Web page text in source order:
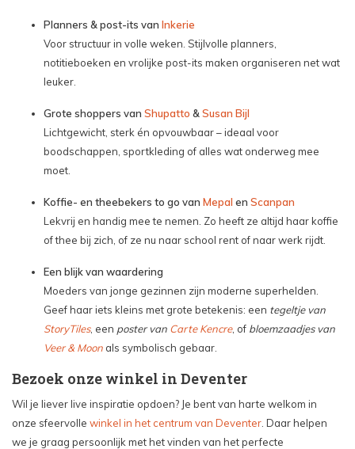
Planners & post-its van Inkerie
Voor structuur in volle weken. Stijlvolle planners,
notitieboeken en vrolijke post-its maken organiseren net wat
leuker.
Grote shoppers van Shupatto &Susan Bijl
Lichtgewicht, sterk én opvouwbaar – ideaal voor
boodschappen, sportkleding of alles wat onderweg mee
moet.
Koffie- en theebekers to go van Mepal en Scanpan
Lekvrij en handig mee te nemen. Zo heeft ze altijd haar koffie
of thee bij zich, of ze nu naar school rent of naar werk rijdt.
Een blijk van waardering
Moeders van jonge gezinnen zijn moderne superhelden.
Geef haar iets kleins met grote betekenis: een tegeltje van
StoryTiles, een poster van Carte Kencre, of bloemzaadjes van
Veer & Moon als symbolisch gebaar.
Bezoek onze winkel in Deventer
Wil je liever live inspiratie opdoen? Je bent van harte welkom in
onze sfeervolle winkel in het centrum van Deventer . Daar helpen
we je graag persoonlijk met het vinden van het perfecte